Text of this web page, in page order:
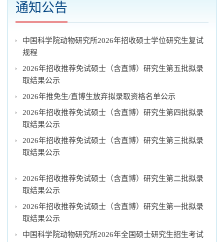
通知公告
中国科学院动物研究所2026年招收硕士学位研究生复试
规程
2026年招收推荐免试硕士（含直博）研究生第五批拟录
取结果公示
2026年推免生/直博生放弃拟录取资格名单公示
2026年招收推荐免试硕士（含直博）研究生第四批拟录
取结果公示
2026年招收推荐免试硕士（含直博）研究生第三批拟录
取结果公示
2026年招收推荐免试硕士（含直博）研究生第二批拟录
取结果公示
2026年招收推荐免试硕士（含直博）研究生第一批拟录
取结果公示
中国科学院动物研究所2026年全国硕士研究生招生考试